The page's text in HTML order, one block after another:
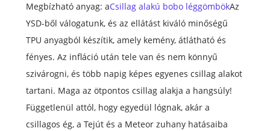
Megbízható anyag: aCsillag alakú bobo léggömbökAz
YSD-ből válogatunk, és az ellátást kiváló minőségű
TPU anyagból készítik, amely kemény, átlátható és
fényes. Az infláció után tele van és nem könnyű
szivárogni, és több napig képes egyenes csillag alakot
tartani. Maga az ötpontos csillag alakja a hangsúly!
Függetlenül attól, hogy egyedül lógnak, akár a
csillagos ég, a Tejút és a Meteor zuhany hatásaiba